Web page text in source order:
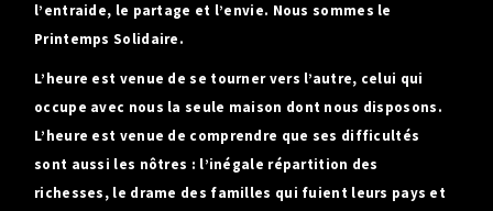
l’entraide, le partage et l’envie. Nous sommes le
Printemps Solidaire.
L’heure est venue de se tourner vers l’autre, celui qui
occupe avec nous la seule maison dont nous disposons.
L’heure est venue de comprendre que ses difficultés
sont aussi les nôtres : l’inégale répartition des
richesses, le drame des familles qui fuient leurs pays et